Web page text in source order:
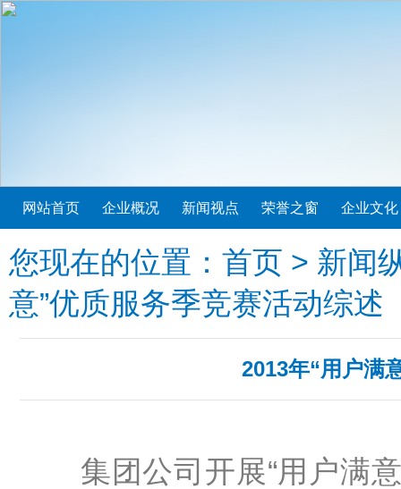
网站首页 企业概况 新闻视点 荣誉之窗 企业文化
您现在的位置： 首页 > 新闻
意”优质服务季竞赛活动综述
2013年“用户满
集团公司开展“用户满